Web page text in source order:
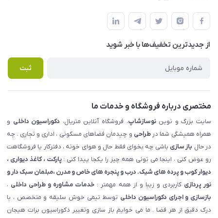
املاک مدنی - نوساز شاپ
لیست محصولات
درباره ما
قوانین و مقررات
حریم خصوصی
راهنما
پرسش های متداول
از جدید‌ترین تخفیف‌ها با‌ خبر شوید
ثبت
مختصری درباره فروشگاه و خدمات ما
سایت بزرگ و نویننوسازشاپ، فروشگاه آنلاین متریال، دکوراسیون داخلی و
همراه همیشگی شما درطراحی و چیدمان فضاهای مسکونی ، اداری و تجاری . چه
در حال باز سازی باشی چه بخوای فقط حال و هوای خونه ، دفترکار یا فروشگاهت
رو عوض کنی ، اینجا می تونی همه چیز را یکجا پیدا کنی :پارکت ، کاغذ دیواری ،
دیوار کوب و پرده های شیک. درب و پنجره های خاص و مدرن ،مبلمان سبک دار و
نور پردازی کاربردی و زیبا و از همه مهمتر : خدمات مشاوره و طراحی داخلی ،
بازسازی و اجرای دکوراسیون داخلی توسط تیمی خوش سلیقه و متخصص ، با
درک دقیق از هر فضا . ما می خوایم باز سازی وتغییر دکوراسیون برات هیجان